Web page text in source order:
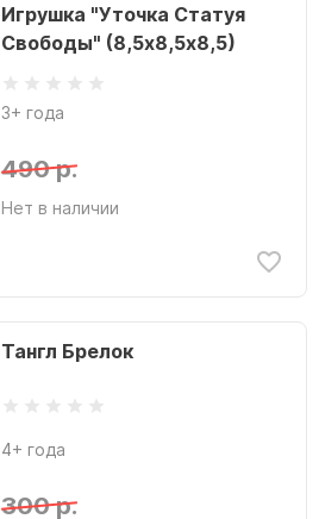
Игрушка "Уточка Статуя
Свободы" (8,5х8,5х8,5)
3+ года
490 р.
Нет в наличии
Тангл Брелок
4+ года
300 р.